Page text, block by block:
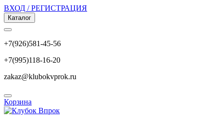
ВХОД / РЕГИСТРАЦИЯ
Каталог
+7(926)581-45-56
+7(995)118-16-20
zakaz@klubokvprok.ru
Корзина